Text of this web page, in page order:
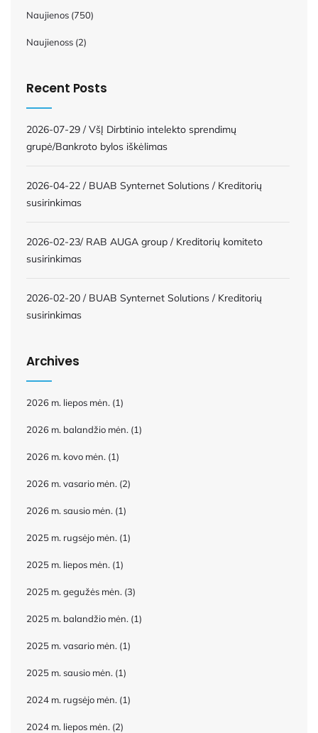
Naujienos (750)
Naujienoss (2)
Recent Posts
2026-07-29 / VšĮ Dirbtinio intelekto sprendimų
grupė/Bankroto bylos iškėlimas
2026-04-22 / BUAB Synternet Solutions / Kreditorių
susirinkimas
2026-02-23/ RAB AUGA group / Kreditorių komiteto
susirinkimas
2026-02-20 / BUAB Synternet Solutions / Kreditorių
susirinkimas
Archives
2026 m. liepos mėn. (1)
2026 m. balandžio mėn. (1)
2026 m. kovo mėn. (1)
2026 m. vasario mėn. (2)
2026 m. sausio mėn. (1)
2025 m. rugsėjo mėn. (1)
2025 m. liepos mėn. (1)
2025 m. gegužės mėn. (3)
2025 m. balandžio mėn. (1)
2025 m. vasario mėn. (1)
2025 m. sausio mėn. (1)
2024 m. rugsėjo mėn. (1)
2024 m. liepos mėn. (2)